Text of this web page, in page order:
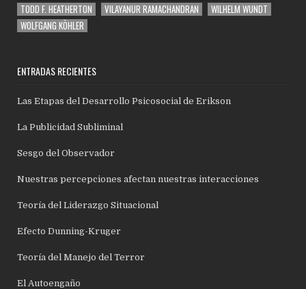
TODD F. HEATHERTON
VILAYANUR RAMACHANDRAN
WILHELM WUNDT
WOLFGANG KÖHLER
ENTRADAS RECIENTES
Las Etapas del Desarrollo Psicosocial de Erikson
La Publicidad Subliminal
Sesgo del Observador
Nuestras percepciones afectan nuestras interacciones
Teoría del Liderazgo Situacional
Efecto Dunning-Kruger
Teoría del Manejo del Terror
El Autoengaño